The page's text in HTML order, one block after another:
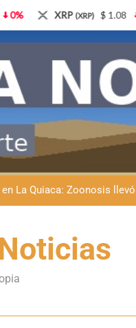
Velázquez marchará contra
en el Senado: “No
La Quiaca: Zoonosis
Velázquez marchará contra
en el Senado: “No
1.08 3.87% Solana